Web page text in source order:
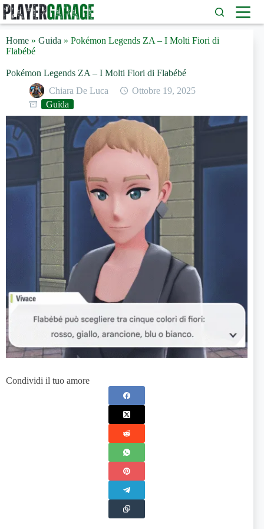
Salta
al
contenuto
Home » Guida » Pokémon Legends ZA – I Molti Fiori di
Flabébé
Pokémon Legends ZA – I Molti Fiori di Flabébé
Chiara De Luca
Ottobre 19, 2025
Guida
Condividi il tuo amore